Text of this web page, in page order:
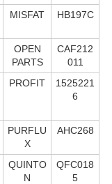
MISFAT HB197C
OPEN
PARTS
CAF212
011
PROFIT
1525221
6
PURFLU
X
AHC268
QUINTO
N
QFC018
5